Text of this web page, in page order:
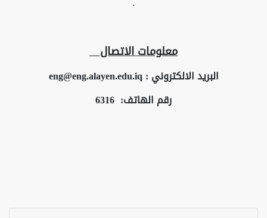
معلومات الاتصال
البريد الالكتروني :eng@eng.alayen.edu.iq
رقم الهاتف: 6316